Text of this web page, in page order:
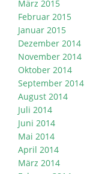
März 2015
Februar 2015
Januar 2015
Dezember 2014
November 2014
Oktober 2014
September 2014
August 2014
Juli 2014
Juni 2014
Mai 2014
April 2014
März 2014